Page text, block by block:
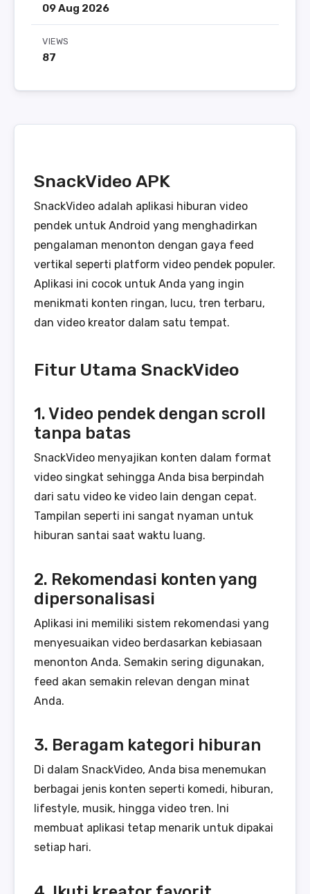
09 Aug 2026
VIEWS
87
SnackVideo APK
SnackVideo adalah aplikasi hiburan video
pendek untuk Android yang menghadirkan
pengalaman menonton dengan gaya feed
vertikal seperti platform video pendek populer.
Aplikasi ini cocok untuk Anda yang ingin
menikmati konten ringan, lucu, tren terbaru,
dan video kreator dalam satu tempat.
Fitur Utama SnackVideo
1. Video pendek dengan scroll
tanpa batas
SnackVideo menyajikan konten dalam format
video singkat sehingga Anda bisa berpindah
dari satu video ke video lain dengan cepat.
Tampilan seperti ini sangat nyaman untuk
hiburan santai saat waktu luang.
2. Rekomendasi konten yang
dipersonalisasi
Aplikasi ini memiliki sistem rekomendasi yang
menyesuaikan video berdasarkan kebiasaan
menonton Anda. Semakin sering digunakan,
feed akan semakin relevan dengan minat
Anda.
3. Beragam kategori hiburan
Di dalam SnackVideo, Anda bisa menemukan
berbagai jenis konten seperti komedi, hiburan,
lifestyle, musik, hingga video tren. Ini
membuat aplikasi tetap menarik untuk dipakai
setiap hari.